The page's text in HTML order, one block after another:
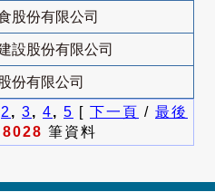
股份有限公司
設股份有限公司
份有限公司
2 , 3, 4, 5 [ 下一頁 / 最後
8028 筆資料